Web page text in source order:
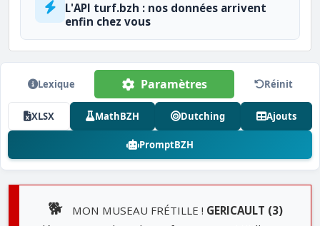
L'API turf.bzh : nos données arrivent
enfin chez vous
Lexique Paramètres Réinit
XLSX MathBZH Dutching Ajouts
PromptBZH
🐕 MON MUSEAU FRÉTILLE ! GERICAULT (3)